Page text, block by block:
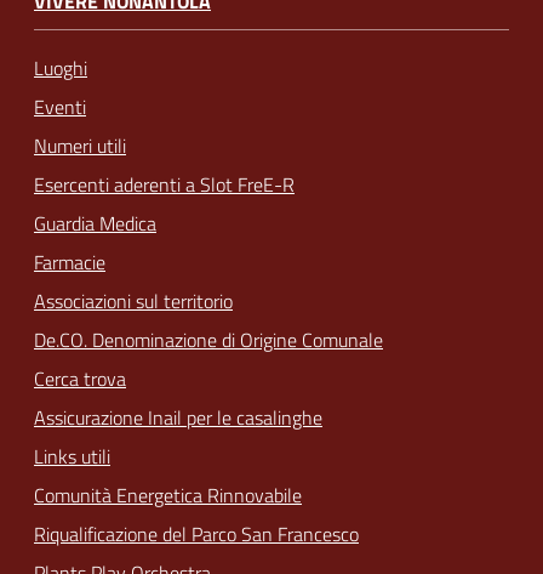
Luoghi
Eventi
Numeri utili
Esercenti aderenti a Slot FreE-R
Guardia Medica
Farmacie
Associazioni sul territorio
De.CO. Denominazione di Origine Comunale
Cerca trova
Assicurazione Inail per le casalinghe
Links utili
Comunità Energetica Rinnovabile
Riqualificazione del Parco San Francesco